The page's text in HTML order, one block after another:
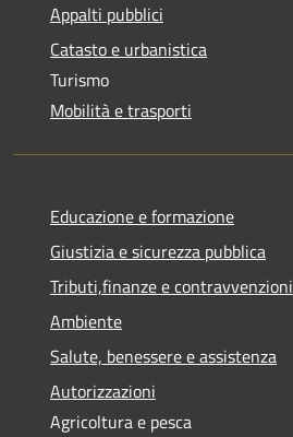
Appalti pubblici
Catasto e urbanistica
Turismo
Mobilità e trasporti
Educazione e formazione
Giustizia e sicurezza pubblica
Tributi,finanze e contravvenzioni
Ambiente
Salute, benessere e assistenza
Autorizzazioni
Agricoltura e pesca